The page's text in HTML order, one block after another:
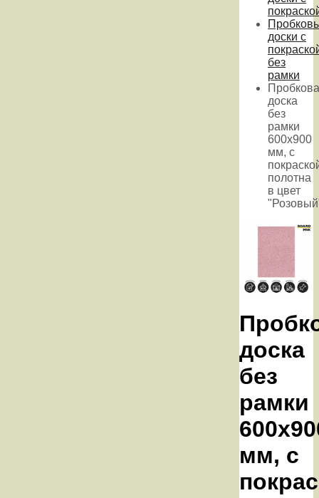
доски с
без
рамки
доска
без
рамки
600х900
мм, с
полотна
в цвет
доска
без
рамки
мм, с